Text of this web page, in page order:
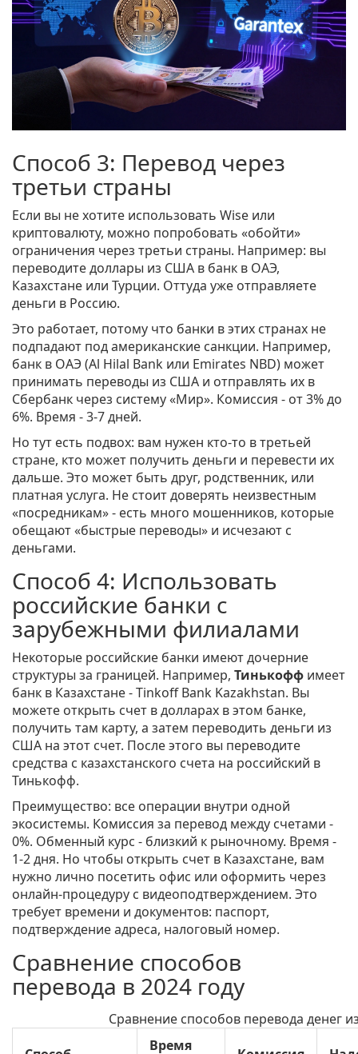
Способ 3: Перевод через
третьи страны
Если вы не хотите использовать Wise или
криптовалюту, можно попробовать «обойти»
ограничения через третьи страны. Например: вы
переводите доллары из США в банк в ОАЭ,
Казахстане или Турции. Оттуда уже отправляете
деньги в Россию.
Это работает, потому что банки в этих странах не
подпадают под американские санкции. Например,
банк в ОАЭ (Al Hilal Bank или Emirates NBD) может
принимать переводы из США и отправлять их в
Сбербанк через систему «Мир». Комиссия - от 3% до
6%. Время - 3-7 дней.
Но тут есть подвох: вам нужен кто-то в третьей
стране, кто может получить деньги и перевести их
дальше. Это может быть друг, родственник, или
платная услуга. Не стоит доверять неизвестным
«посредникам» - есть много мошенников, которые
обещают «быстрые переводы» и исчезают с
деньгами.
Способ 4: Использовать
российские банки с
зарубежными филиалами
Некоторые российские банки имеют дочерние
структуры за границей. Например, Тинькофф имеет
банк в Казахстане - Tinkoff Bank Kazakhstan. Вы
можете открыть счет в долларах в этом банке,
получить там карту, а затем переводить деньги из
США на этот счет. После этого вы переводите
средства с казахстанского счета на российский в
Тинькофф.
Преимущество: все операции внутри одной
экосистемы. Комиссия за перевод между счетами -
0%. Обменный курс - близкий к рыночному. Время -
1-2 дня. Но чтобы открыть счет в Казахстане, вам
нужно лично посетить офис или оформить через
онлайн-процедуру с видеоподтверждением. Это
требует времени и документов: паспорт,
подтверждение адреса, налоговый номер.
Сравнение способов
перевода в 2024 году
Сравнение способов перевода денег
Время